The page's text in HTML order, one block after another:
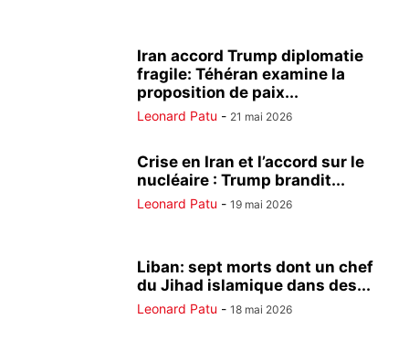
Iran accord Trump diplomatie
fragile: Téhéran examine la
proposition de paix...
Leonard Patu - 21 mai 2026
Crise en Iran et l’accord sur le
nucléaire : Trump brandit...
Leonard Patu - 19 mai 2026
Liban: sept morts dont un chef
du Jihad islamique dans des...
Leonard Patu - 18 mai 2026